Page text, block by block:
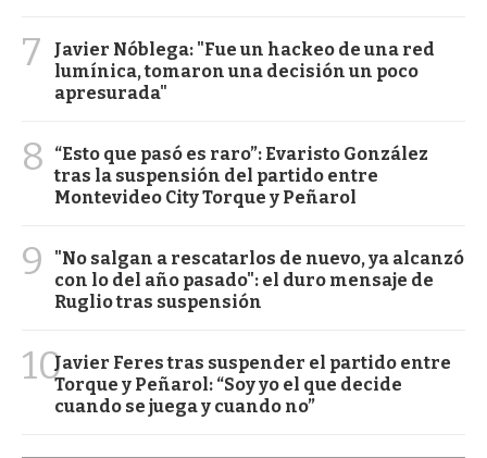
7
Javier Nóblega: "Fue un hackeo de una red
lumínica, tomaron una decisión un poco
apresurada"
8
“Esto que pasó es raro”: Evaristo González
tras la suspensión del partido entre
Montevideo City Torque y Peñarol
9
"No salgan a rescatarlos de nuevo, ya alcanzó
con lo del año pasado": el duro mensaje de
Ruglio tras suspensión
10Javier Feres tras suspender el partido entre
Torque y Peñarol: “Soy yo el que decide
cuando se juega y cuando no”